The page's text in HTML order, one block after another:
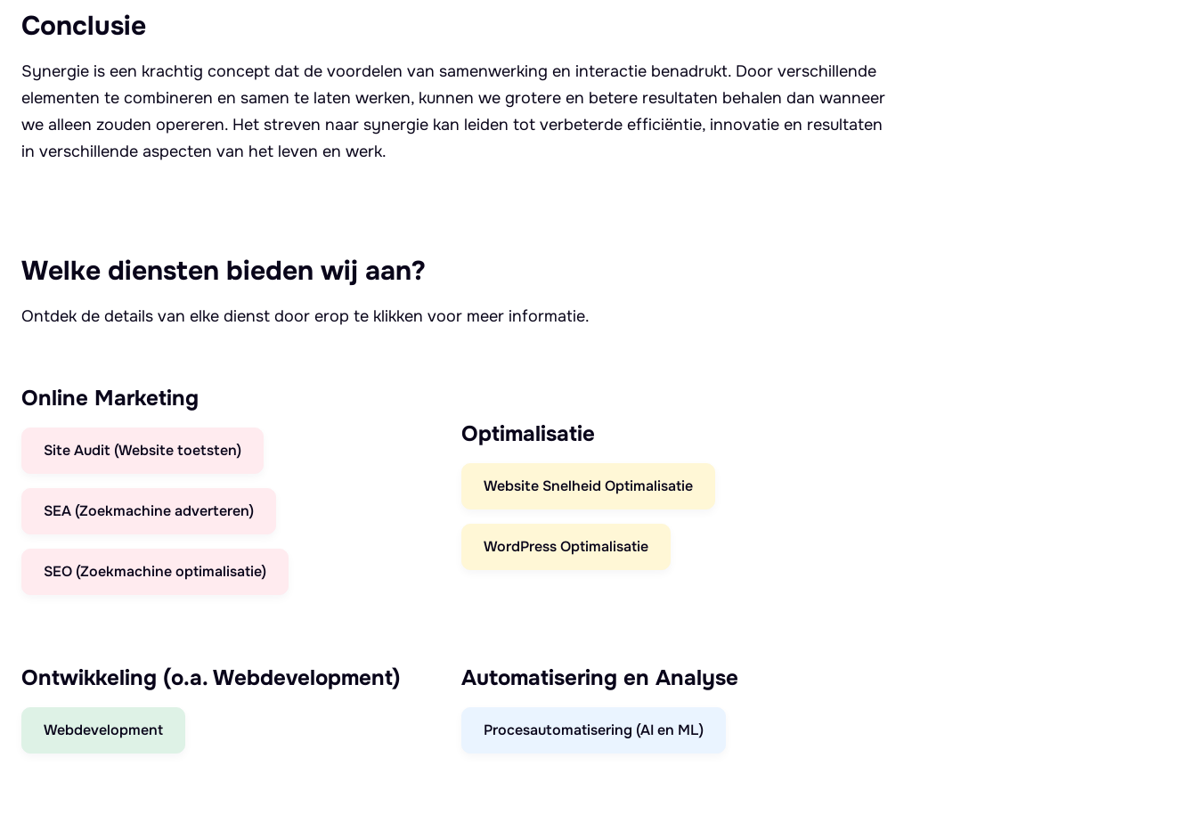
Conclusie
Synergie is een krachtig concept dat de voordelen van samenwerking en interactie benadrukt. Door verschillende
elementen te combineren en samen te laten werken, kunnen we grotere en betere resultaten behalen dan wanneer
we alleen zouden opereren. Het streven naar synergie kan leiden tot verbeterde efficiëntie, innovatie en resultaten
in verschillende aspecten van het leven en werk.
Welke diensten bieden wij aan?
Ontdek de details van elke dienst door erop te klikken voor meer informatie.
Online Marketing
Site Audit (Website toetsten)
SEA (Zoekmachine adverteren)
SEO (Zoekmachine optimalisatie)
Optimalisatie
Website Snelheid Optimalisatie
WordPress Optimalisatie
Ontwikkeling (o.a. Webdevelopment)
Webdevelopment
Automatisering en Analyse
Procesautomatisering (AI en ML)